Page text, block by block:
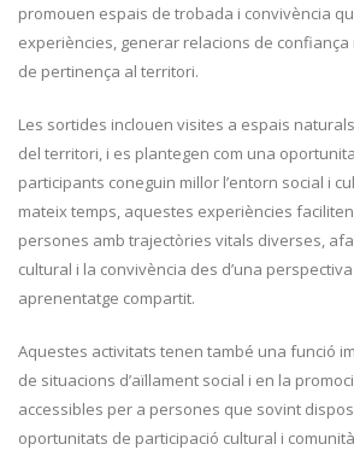
promouen espais de trobada i convivència
experiències, generar relacions de
de pertinença al territori.
Les sortides inclouen visites a espais
del territori, i es plantegen com una
participants coneguin millor l’entorn social i
mateix temps, aquestes experiències
persones amb trajectòries vitals diverses,
cultural i la convivència des d’una
aprenentatge compartit.
Aquestes activitats tenen també una funció
de situacions d’aïllament social i en la
accessibles per a persones que sovint
oportunitats de participació cultural i